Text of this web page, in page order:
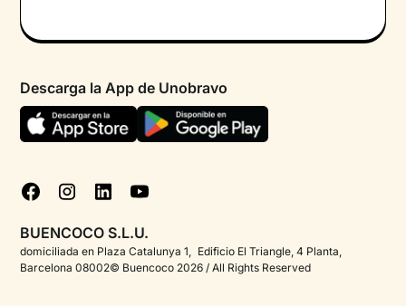
Psicólogo por chat
Ayuda urgente
FAQ
Corporate
Psicólogos para españoles en el extranjero
Política de privacidad
Declaración de accesibilidad
Gestionar cookies
Descarga la App de Unobravo
BUENCOCO S.L.U.
domiciliada en Plaza Catalunya 1, Edificio El Triangle, 4 Planta,
Barcelona 08002© Buencoco 2026 / All Rights Reserved